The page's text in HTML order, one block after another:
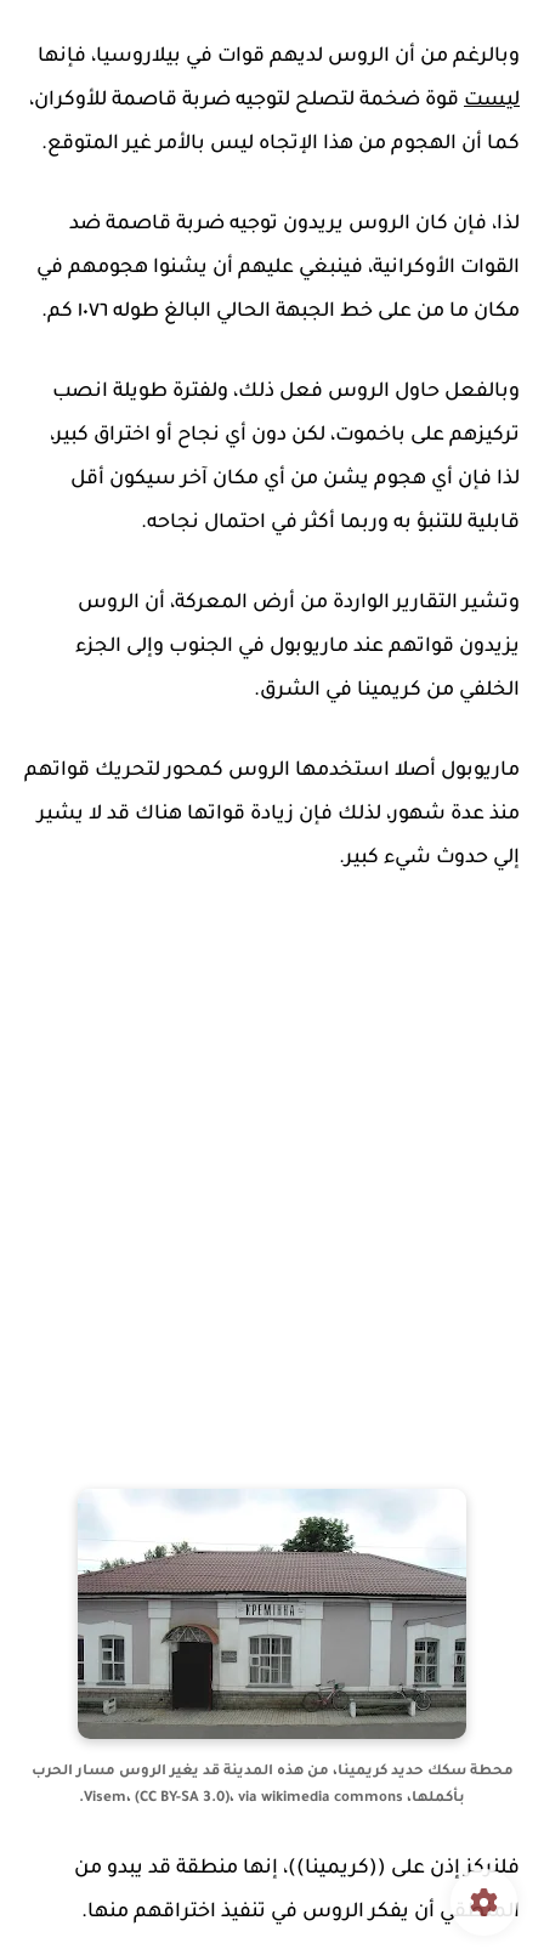
وبالرغم من أن الروس لديهم قوات في بيلاروسيا، فإنها
ليست قوة ضخمة لتصلح لتوجيه ضربة قاصمة للأوكران،
كما أن الهجوم من هذا الإتجاه ليس بالأمر غير المتوقع.
لذا، فإن كان الروس يريدون توجيه ضربة قاصمة ضد
القوات الأوكرانية، فينبغي عليهم أن يشنوا هجومهم في
مكان ما من على خط الجبهة الحالي البالغ طوله ١٠٧٦ كم.
وبالفعل حاول الروس فعل ذلك، ولفترة طويلة انصب
تركيزهم على باخموت، لكن دون أي نجاح أو اختراق كبير،
لذا فإن أي هجوم يشن من أي مكان آخر سيكون أقل
قابلية للتنبؤ به وربما أكثر في احتمال نجاحه.
وتشير التقارير الواردة من أرض المعركة، أن الروس
يزيدون قواتهم عند ماريوبول في الجنوب وإلى الجزء
الخلفي من كريمينا في الشرق.
ماريوبول أصلا استخدمها الروس كمحور لتحريك قواتهم
منذ عدة شهور، لذلك فإن زيادة قواتها هناك قد لا يشير
إلي حدوث شيء كبير.
محطة سكك حديد كريمينا، من هذه المدينة قد يغير الروس مسار الحرب
بأكملها، Visem، (CC BY-SA 3.0)، via wikimedia commons.
فلنركز إذن على ((كريمينا))، إنها منطقة قد يبدو من
المنطقي أن يفكر الروس في تنفيذ اختراقهم منها.